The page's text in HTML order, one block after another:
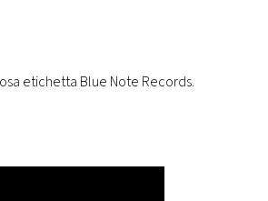
etichetta Blue Note Records.